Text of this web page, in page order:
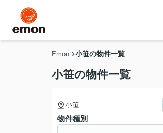
Emon 小笹の物件一覧
小笹の物件一覧
小笹
物件種別